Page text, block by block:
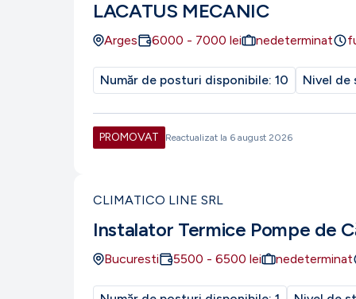
LACATUS MECANIC
Arges 6000 - 7000 lei nedeterminat
Număr de posturi disponibile: 10 Nivel de
PROMOVAT Reactualizat la 6 august 2026
CLIMATICO LINE SRL
Instalator Termice Pompe de
Bucuresti 5500 - 6500 lei nedeterminat